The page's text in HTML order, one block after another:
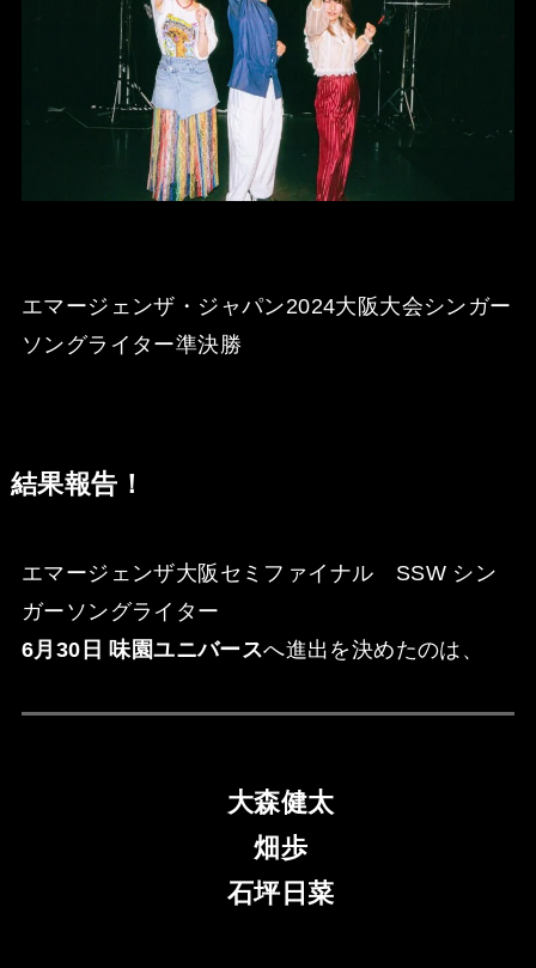
エマージェンザ・ジャパン2024大阪大会シンガー
ソングライター準決勝
結果報告！
エマージェンザ大阪セミファイナル SSW シン
ガーソングライター
6月30日 味園ユニバースへ進出を決めたのは、
大森健太
畑歩
石坪日菜